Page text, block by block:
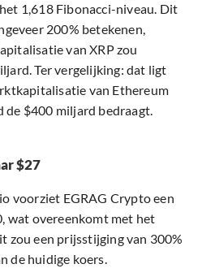
1,618 Fibonacci-niveau. Dit
200% betekenen,
van XRP zou
Ter vergelijking: dat ligt
van Ethereum
de $400 miljard bedraagt.
$27
voorziet EGRAG Crypto een
wat overeenkomt met het
zou een prijsstijging van 300%
de huidige koers.